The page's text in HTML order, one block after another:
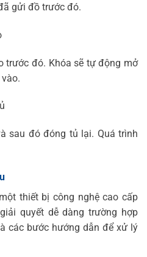
gửi đồ trước đó.
trước đó. Khóa sẽ tự động mở
sau đó đóng tủ lại. Quá trình
thiết bị công nghệ cao cấp
quyết dễ dàng trường hợp
các bước hướng dẫn để xử lý